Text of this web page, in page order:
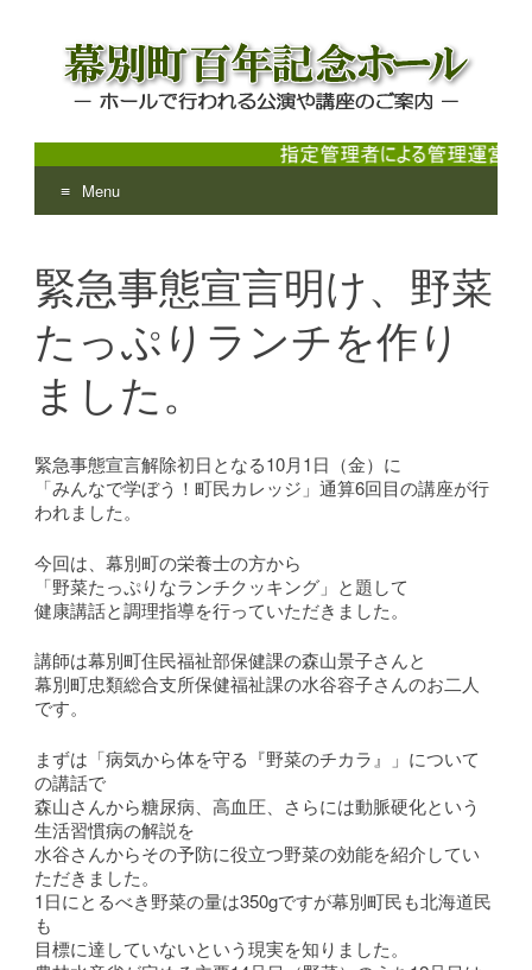
幕別町百年記念ホール
ホールで行われる公演や講座のご案内
Menu
content
緊急事態宣言明け、野菜
たっぷりランチを作り
ました。
緊急事態宣言解除初日となる10月1日（金）に
「みんなで学ぼう！町民カレッジ」通算6回目の講座が行
われました。
今回は、幕別町の栄養士の方から
「野菜たっぷりなランチクッキング」と題して
健康講話と調理指導を行っていただきました。
講師は幕別町住民福祉部保健課の森山景子さんと
幕別町忠類総合支所保健福祉課の水谷容子さんのお二人
です。
まずは「病気から体を守る『野菜のチカラ』」について
の講話で
森山さんから糖尿病、高血圧、さらには動脈硬化という
生活習慣病の解説を
水谷さんからその予防に役立つ野菜の効能を紹介してい
ただきました。
1日にとるべき野菜の量は350gですが幕別町民も北海道民
も
目標に達していないという現実を知りました。